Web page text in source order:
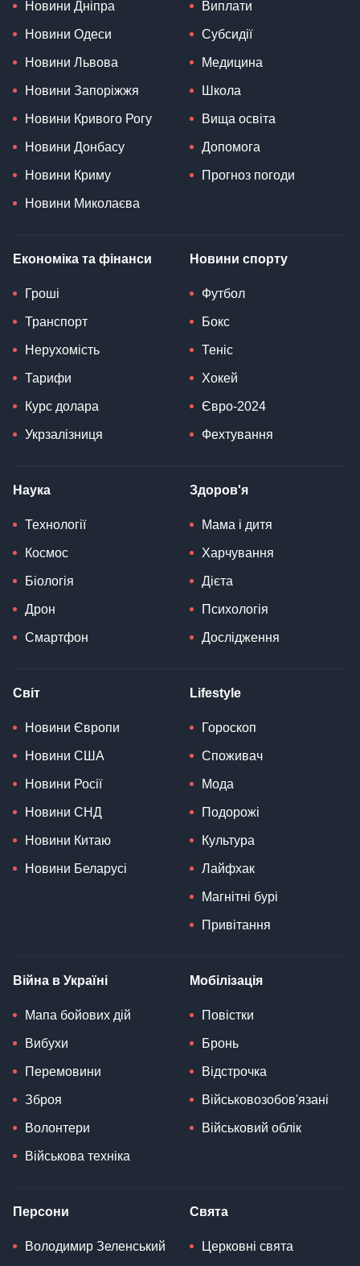
Новини Дніпра
Новини Одеси
Новини Львова
Новини Запоріжжя
Новини Кривого Рогу
Новини Донбасу
Новини Криму
Новини Миколаєва
Виплати
Субсидії
Медицина
Школа
Вища освіта
Допомога
Прогноз погоди
Економіка та фінанси
Гроші
Транспорт
Нерухомість
Тарифи
Курс долара
Укрзалізниця
Новини спорту
Футбол
Бокс
Теніс
Хокей
Євро-2024
Фехтування
Наука
Технології
Космос
Біологія
Дрон
Смартфон
Здоров'я
Мама і дитя
Харчування
Дієта
Психологія
Дослідження
Світ
Новини Європи
Новини США
Новини Росії
Новини СНД
Новини Китаю
Новини Беларусі
Lifestyle
Гороскоп
Споживач
Мода
Подорожі
Культура
Лайфхак
Магнітні бурі
Привітання
Війна в Україні
Мапа бойових дій
Вибухи
Перемовини
Зброя
Волонтери
Військова техніка
Мобілізація
Повістки
Бронь
Відстрочка
Військовозобов'язані
Військовий облік
Персони
Володимир Зеленський
Свята
Церковні свята